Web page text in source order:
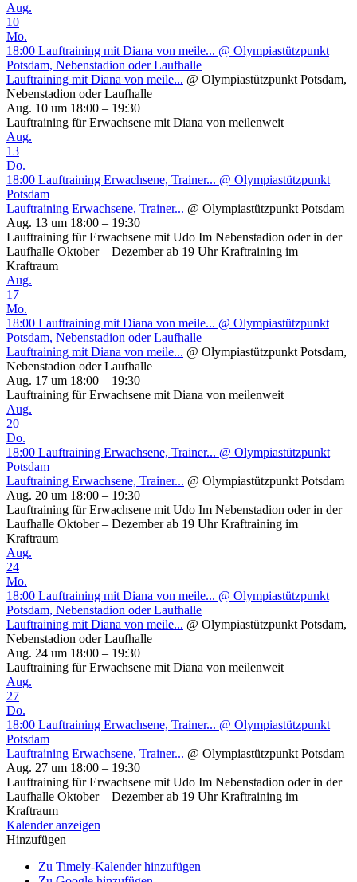
Aug.
10
Mo.
18:00 Lauftraining mit Diana von meile... @ Olympiastützpunkt
Potsdam, Nebenstadion oder Laufhalle
Lauftraining mit Diana von meile... @ Olympiastützpunkt Potsdam,
Nebenstadion oder Laufhalle
Aug. 10 um 18:00 – 19:30
Lauftraining für Erwachsene mit Diana von meilenweit
Aug.
13
Do.
18:00 Lauftraining Erwachsene, Trainer... @ Olympiastützpunkt
Potsdam
Lauftraining Erwachsene, Trainer... @ Olympiastützpunkt Potsdam
Aug. 13 um 18:00 – 19:30
Lauftraining für Erwachsene mit Udo Im Nebenstadion oder in der
Laufhalle Oktober – Dezember ab 19 Uhr Kraftraining im
Kraftraum
Aug.
17
Mo.
18:00 Lauftraining mit Diana von meile... @ Olympiastützpunkt
Potsdam, Nebenstadion oder Laufhalle
Lauftraining mit Diana von meile... @ Olympiastützpunkt Potsdam,
Nebenstadion oder Laufhalle
Aug. 17 um 18:00 – 19:30
Lauftraining für Erwachsene mit Diana von meilenweit
Aug.
20
Do.
18:00 Lauftraining Erwachsene, Trainer... @ Olympiastützpunkt
Potsdam
Lauftraining Erwachsene, Trainer... @ Olympiastützpunkt Potsdam
Aug. 20 um 18:00 – 19:30
Lauftraining für Erwachsene mit Udo Im Nebenstadion oder in der
Laufhalle Oktober – Dezember ab 19 Uhr Kraftraining im
Kraftraum
Aug.
24
Mo.
18:00 Lauftraining mit Diana von meile... @ Olympiastützpunkt
Potsdam, Nebenstadion oder Laufhalle
Lauftraining mit Diana von meile... @ Olympiastützpunkt Potsdam,
Nebenstadion oder Laufhalle
Aug. 24 um 18:00 – 19:30
Lauftraining für Erwachsene mit Diana von meilenweit
Aug.
27
Do.
18:00 Lauftraining Erwachsene, Trainer... @ Olympiastützpunkt
Potsdam
Lauftraining Erwachsene, Trainer... @ Olympiastützpunkt Potsdam
Aug. 27 um 18:00 – 19:30
Lauftraining für Erwachsene mit Udo Im Nebenstadion oder in der
Laufhalle Oktober – Dezember ab 19 Uhr Kraftraining im
Kraftraum
Kalender anzeigen
Hinzufügen
Zu Timely-Kalender hinzufügen